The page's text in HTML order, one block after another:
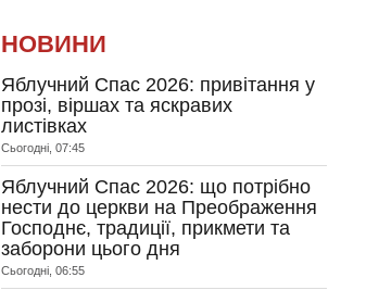
НОВИНИ
Яблучний Спас 2026: привітання у
прозі, віршах та яскравих
листівках
Сьогодні, 07:45
Яблучний Спас 2026: що потрібно
нести до церкви на Преображення
Господнє, традиції, прикмети та
заборони цього дня
Сьогодні, 06:55